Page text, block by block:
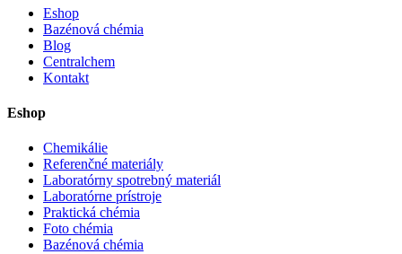
Eshop
Bazénová chémia
Blog
Centralchem
Kontakt
Eshop
Chemikálie
Referenčné materiály
Laboratórny spotrebný materiál
Laboratórne prístroje
Praktická chémia
Foto chémia
Bazénová chémia